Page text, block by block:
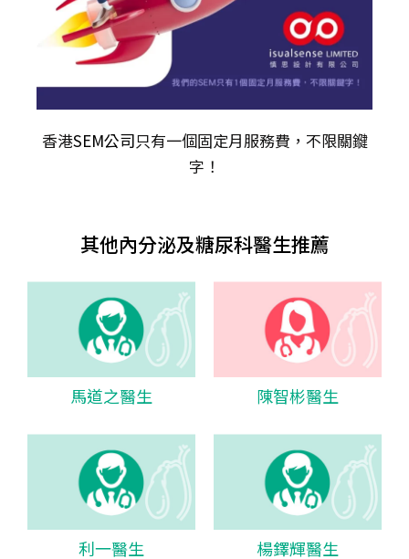
香港SEM公司只有一個固定月服務費，不限關𨫡
字！
其他內分泌及糖尿科醫生推薦
馬道之醫生 陳智彬醫生
利一醫生 楊鐸輝醫生